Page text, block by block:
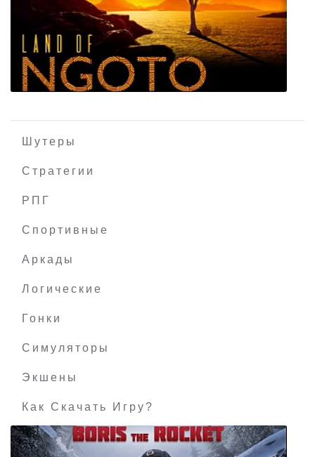
Titan Outpost
Шутеры
Стратегии
РПГ
Спортивные
Аркады
Логические
Гонки
Симуляторы
Экшены
Как Скачать Игру?